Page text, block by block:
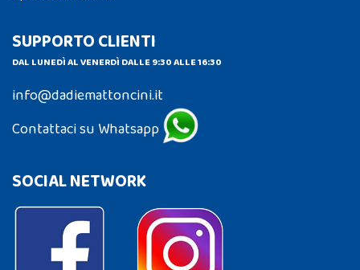
SUPPORTO CLIENTI
DAL LUNEDÌ AL VENERDÌ DALLE 9:30 ALLE 16:30
info@dadiemattoncini.it
Contattaci su Whatsapp
SOCIAL NETWORK